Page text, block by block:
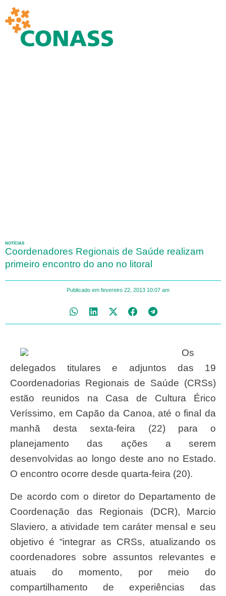
NOTÍCIAS
Coordenadores Regionais de Saúde realizam
primeiro encontro do ano no litoral
Publicado em fevereiro 22, 2013 10:07 am
Os
delegados titulares e adjuntos das 19
Coordenadorias Regionais de Saúde (CRSs)
estão reunidos na Casa de Cultura Érico
Veríssimo, em Capão da Canoa, até o final da
manhã desta sexta-feira (22) para o
planejamento das ações a serem
desenvolvidas ao longo deste ano no Estado.
O encontro ocorre desde quarta-feira (20).
De acordo com o diretor do Departamento de
Coordenação das Regionais (DCR), Marcio
Slaviero, a atividade tem caráter mensal e seu
objetivo é “integrar as CRSs, atualizando os
coordenadores sobre assuntos relevantes e
atuais do momento, por meio do
compartilhamento de experiências das